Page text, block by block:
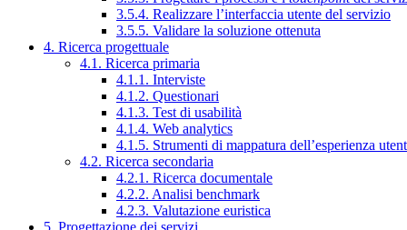
3.5.4. Realizzare l’interfaccia utente del servizio
3.5.5. Validare la soluzione ottenuta
4. Ricerca progettuale
4.1. Ricerca primaria
4.1.1. Interviste
4.1.2. Questionari
4.1.3. Test di usabilità
4.1.4. Web analytics
4.1.5. Strumenti di mappatura dell’esperienza
4.2. Ricerca secondaria
4.2.1. Ricerca documentale
4.2.2. Analisi benchmark
4.2.3. Valutazione euristica
5. Progettazione dei servizi